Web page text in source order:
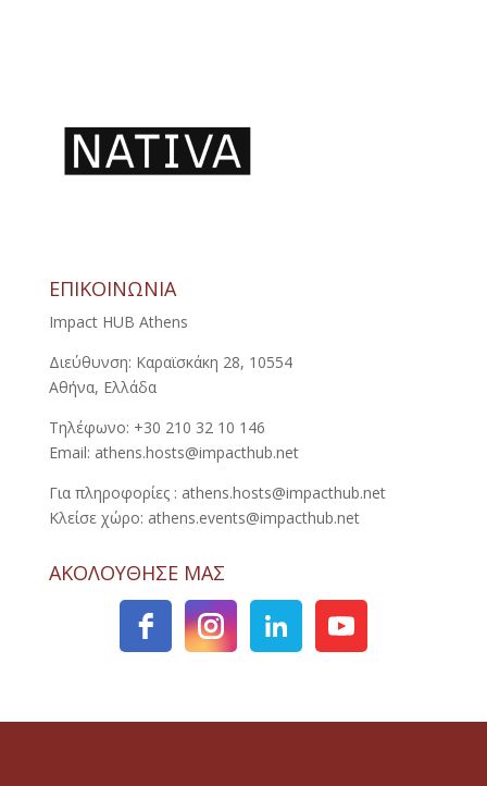
ΕΠΙΚΟΙΝΩΝΙΑ
Impact HUB Athens
Διεύθυνση: Καραϊσκάκη 28, 10554
Αθήνα, Ελλάδα
Τηλέφωνο: +30 210 32 10 146
Email: athens.hosts@impacthub.net
Για πληροφορίες : athens.hosts@impacthub.net
Κλείσε χώρο: athens.events@impacthub.net
ΑΚΟΛΟΥΘΗΣΕ ΜΑΣ